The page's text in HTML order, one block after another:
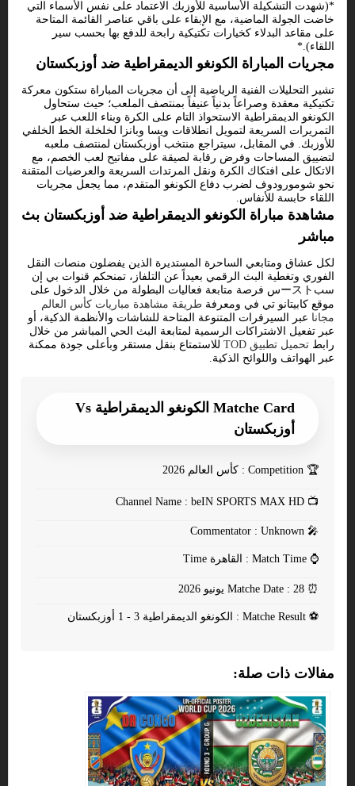
*(شهدت التشكيلة الأساسية للأوزبك الاعتماد على نفس الأسماء التي
خاضت الجولة الماضية، مع الإبقاء على باقي عناصر القائمة المتاحة
على مقاعد البدلاء كخيارات تكتيكية رابحة للدفع بها بحسب سير
اللقاء).*
مجريات المباراة الكونغو الديمقراطية ضد أوزبكستان
تشير التحليلات الفنية الرياضية إلى أن مجريات المباراة ستكون معركة
تكتيكية معقدة وصراعاً بدنياً عنيفاً بمنتصف الملعب؛ حيث ستحاول
الكونغو الديمقراطية الاستحواذ التام على الكرة وبناء اللعب عبر
التمريرات السريعة لتمويل انطلاقات ويسا وبانزا لخلخلة الخط الخلفي
للأوزبك. في المقابل، سيتراجع منتخب أوزبكستان لمنتصف ملعبه
لتضييق المساحات وفرض رقابة لصيقة على مفاتيح لعب الخصم، مع
الاتكال على افتكاك الكرة ونقل المرتدات السريعة والعرضيات المتقنة
نحو شومورودوف لضرب دفاع الكونغو المتقدم، مما يجعل مجريات
اللقاء حابسة للأنفاس.
مشاهدة مباراة الكونغو الديمقراطية ضد أوزبكستان بث
مباشر
لكل عشاق ومتابعي الساحرة المستديرة الذين يفضلون منصات النقل
الفوري وتغطية البث الرقمي بعيداً عن التلفاز، تمنحكم قنوات بي إن
سبーストس فرصة متابعة فعاليات البطولة من خلال الدخول على
موقع كابيتانو تي في ومعرفة طريقة مشاهدة مباريات كأس العالم
مجانا عبر السيرفرات المتنوعة المتاحة للشاشات والأنظمة الذكية، أو
عبر تفعيل الاشتراكات الرسمية لمتابعة البث الحي المباشر من خلال
رابط تحميل تطبيق TOD
للاستمتاع بنقل مستقر وبأعلى جودة ممكنة
عبر الهواتف واللوائح الذكية.
Matche Card الكونغو الديمقراطية Vs
أوزبكستان
🏆
📺
🎤
⌚
⏰
⚽
مفالات ذات صلة: